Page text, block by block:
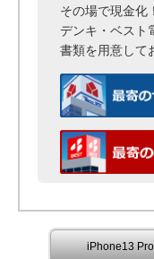
その場で現金化
デンキ・ベスト
書類を用意して
iPhone13